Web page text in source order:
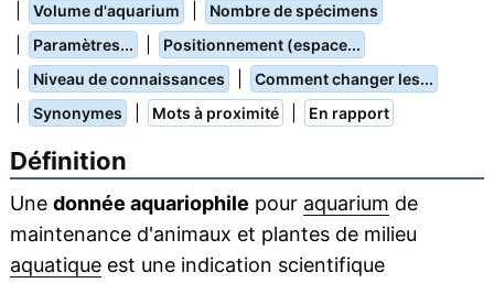
Volume d'aquarium Nombre de spécimens
Paramètres... Positionnement (espace...
Niveau de connaissances Comment changer les...
Synonymes Mots à proximité En rapport
Définition
Une donnée aquariophile pour aquarium de
maintenance d'animaux et plantes de milieu
aquatiqueest une indication scientifique